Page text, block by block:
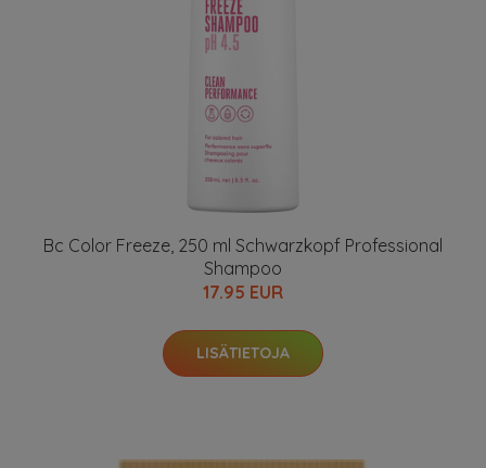
Bc Color Freeze, 250 ml Schwarzkopf Professional
Shampoo
17.95 EUR
LISÄTIETOJA